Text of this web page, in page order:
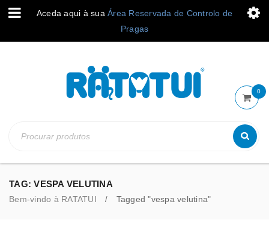
Aceda aqui à sua Área Reservada de Controlo de
Pragas
0
TAG: VESPA VELUTINA
Bem-vindo à RATATUI / Tagged "vespa velutina"